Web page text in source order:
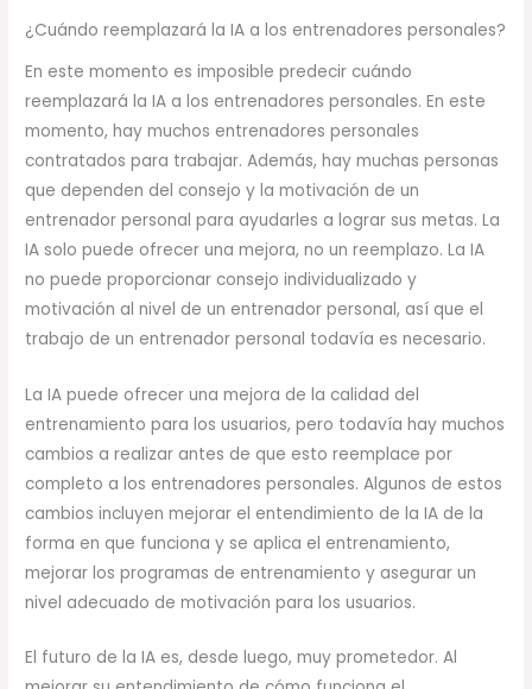
¿Cuándo reemplazará la IA a los entrenadores personales?
En este momento es imposible predecir cuándo
reemplazará la IA a los entrenadores personales. En este
momento, hay muchos entrenadores personales
contratados para trabajar. Además, hay muchas personas
que dependen del consejo y la motivación de un
entrenador personal para ayudarles a lograr sus metas. La
IA solo puede ofrecer una mejora, no un reemplazo. La IA
no puede proporcionar consejo individualizado y
motivación al nivel de un entrenador personal, así que el
trabajo de un entrenador personal todavía es necesario.
La IA puede ofrecer una mejora de la calidad del
entrenamiento para los usuarios, pero todavía hay muchos
cambios a realizar antes de que esto reemplace por
completo a los entrenadores personales. Algunos de estos
cambios incluyen mejorar el entendimiento de la IA de la
forma en que funciona y se aplica el entrenamiento,
mejorar los programas de entrenamiento y asegurar un
nivel adecuado de motivación para los usuarios.
El futuro de la IA es, desde luego, muy prometedor. Al